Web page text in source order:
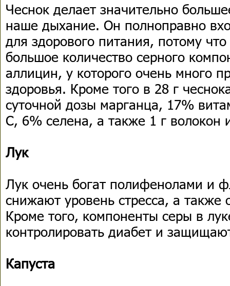
Чеснок делает значительно
наше дыхание. Он полноправно
для здорового питания, потому
большое количество серного
аллицин, у которого очень много
здоровья. Кроме того в 28 г
суточной дозы марганца, 17%
С, 6% селена, а также 1 г волокон
Лук
Лук очень богат полифенолами и
снижают уровень стресса, а также
Кроме того, компоненты серы в
контролировать диабет и
Капуста